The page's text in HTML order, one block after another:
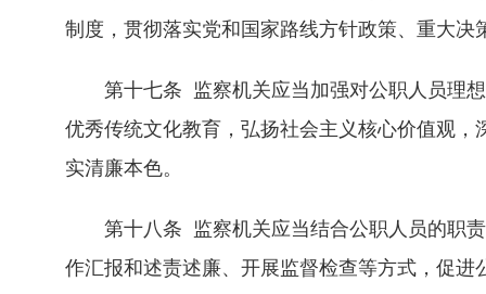
制度，贯彻落实党和国家路线方针政策、重大
第十七条 监察机关应当加强对公职人员理想
优秀传统文化教育，弘扬社会主义核心价值观
实清廉本色。
第十八条 监察机关应当结合公职人员的职责
作汇报和述责述廉、开展监督检查等方式，促